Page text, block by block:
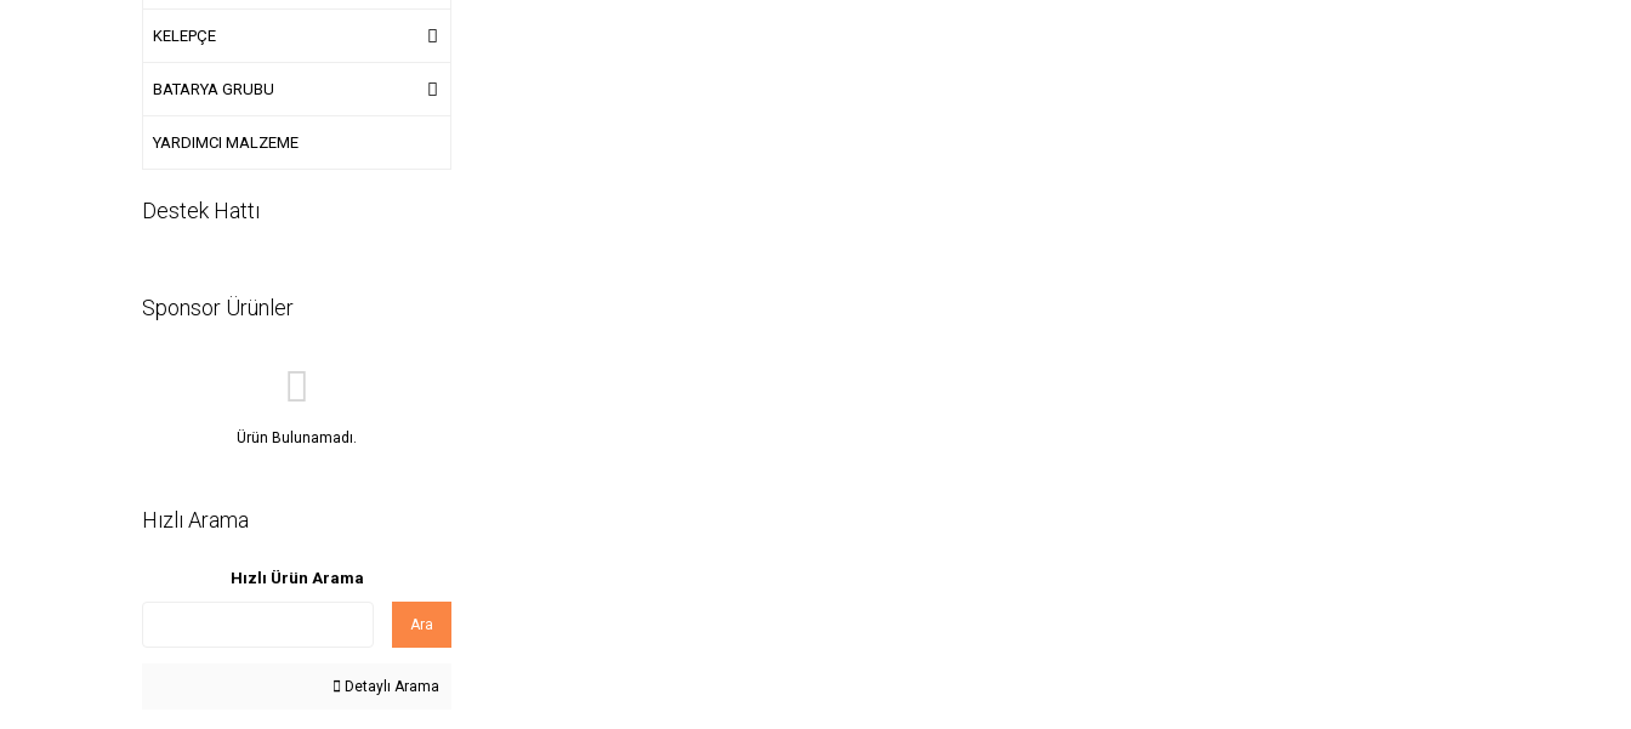
KELEPÇE
BATARYA GRUBU
YARDIMCI MALZEME
Destek Hattı
Sponsor Ürünler
Ürün Bulunamadı.
Hızlı Arama
Hızlı Ürün Arama
Ara
Detaylı Arama